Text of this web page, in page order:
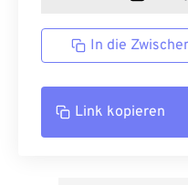
In die
Link kopieren